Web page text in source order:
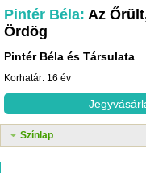
Pintér Béla Az
Ördög
Pintér Béla és Társulata
Korhatár: 16 év
Színlap